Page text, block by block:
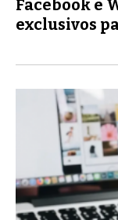
Facebook e
exclusivos